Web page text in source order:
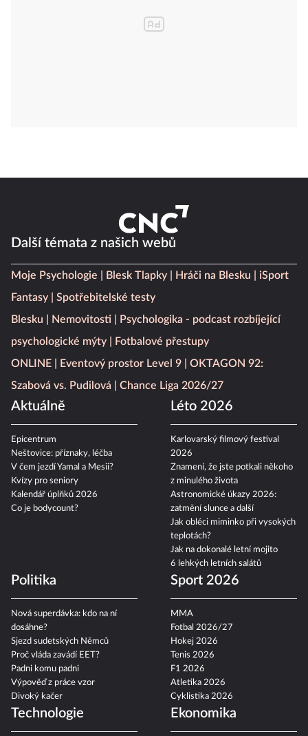
Další témata z našich webů
Moje Psychologie Blesk Tlapky Hráči na Blesku
iSport
Fantasy
Spotřebitelské testy
Blesku
Nemovitosti
Psychologika - podcast rozbíjející
psychologické mýty
Fotbalové přestupy
ONLINE
Eventový prostor Level 9
OKTAGON 92:
Szabová vs. Pudilová
Chance Liga 2026/27
Aktuálně
Epicentrum
Neštovice: příznaky, léčba
V čem jezdí Yamal a Mesii?
Kvízy pro seniory
Kalendář úplňků 2026
Co je bodycount?
Léto 2026
Karlovarský filmový festival
2026
Znamení, že jste potkali někoho
z minulého života
Astronomické úkazy 2026:
zatmění slunce a další
Jak obléci miminko při vysokých
teplotách?
Jak na dokonalé letní mojito
6 lehkých letních salátů
Politika
Nová superdávka: kdo na ní
dosáhne?
Sjezd sudetských Němců
Proč vláda zavádí EET?
Padni komu padni
Výpověď z práce vzor
Divoký kačer
Sport 2026
MMA
Fotbal 2026/27
Hokej 2026
Tenis 2026
F1 2026
Atletika 2026
Cyklistika 2026
Technologie Ekonomika